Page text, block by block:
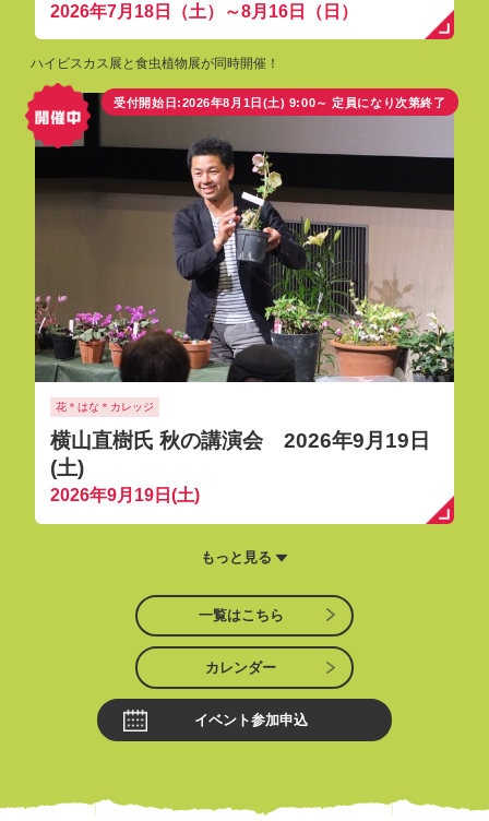
2026年7月18日（土）～8月16日（日）
ハイビスカス展と食虫植物展が同時開催！
花＊はな＊カレッジ
横山直樹氏 秋の講演会 2026年9月19日
(土)
2026年9月19日(土)
受付開始日:2026年8月1日(土) 9:00～ 定員になり次第終了
もっと見る
一覧はこちら
カレンダー
イベント参加申込